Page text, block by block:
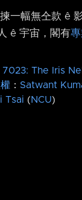
揀一幅無仝款 ê
ê 宇宙，閣有
7023: The Iris
： Satwant
Tsai (NCU)